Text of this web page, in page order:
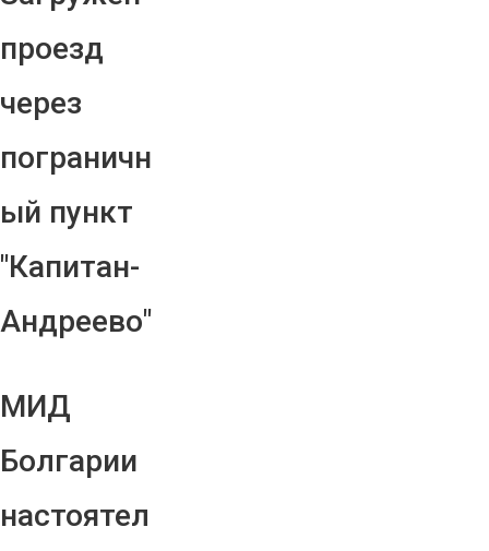
проезд
через
пограничн
ый пункт
"Капитан-
Андреево"
МИД
Болгарии
настоятел